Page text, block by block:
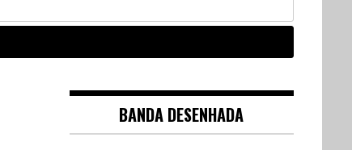
BANDA DESENHADA